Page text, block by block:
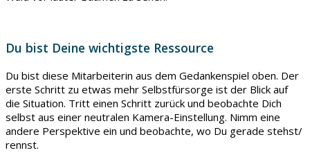
Du bist Deine wichtigste Ressource
Du bist diese Mitarbeiterin aus dem Gedankenspiel oben. Der
erste Schritt zu etwas mehr Selbstfürsorge ist der Blick auf
die Situation. Tritt einen Schritt zurück und beobachte Dich
selbst aus einer neutralen Kamera-Einstellung. Nimm eine
andere Perspektive ein und beobachte, wo Du gerade stehst/
rennst.